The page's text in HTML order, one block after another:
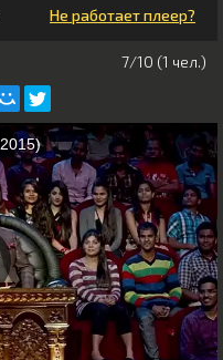
Не работает плеер?
7/10 (1 чeл.)